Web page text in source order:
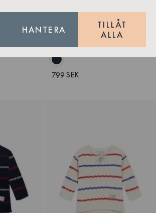
Evert Stickad Tröja Barn
Bomull
799 SEK
HANTERA
TILLÅT
ALLA